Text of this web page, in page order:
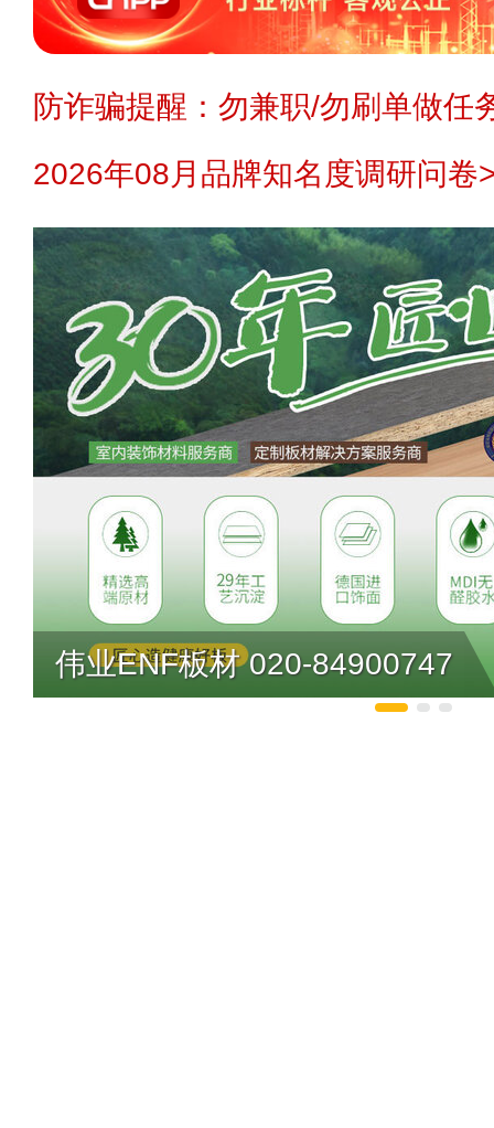
防诈骗提醒：勿兼职/勿刷单做任
2026年08月品牌知名度调研问卷
伟业ENF板材 020-84900747